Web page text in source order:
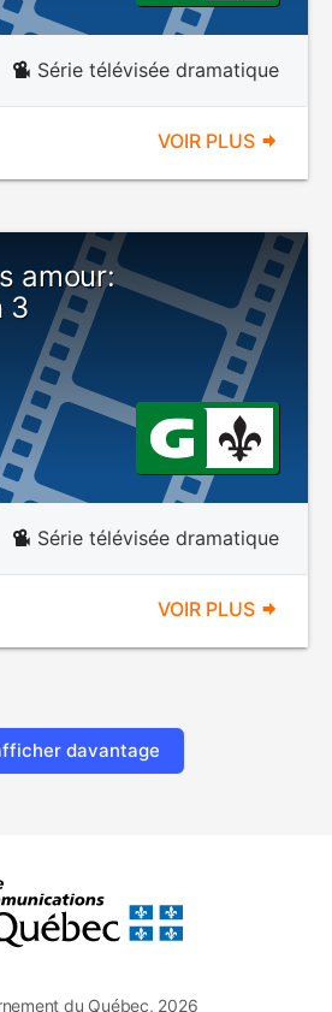
Série télévisée dramatique
VOIR PLUS
amour:
3
Série télévisée dramatique
VOIR PLUS
davantage
du Québec, 2026